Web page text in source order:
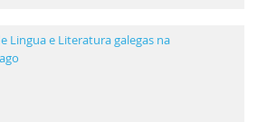
Lingua e Literatura galegas na